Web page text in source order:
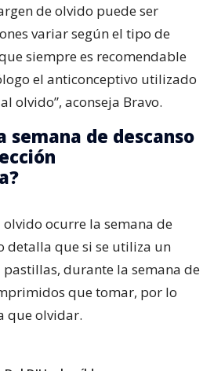
de olvido puede ser
variar según el tipo de
siempre es recomendable
el anticonceptivo utilizado
olvido”, aconseja Bravo.
semana de descanso
olvido ocurre la semana de
detalla que si se utiliza un
pastillas, durante la semana de
que tomar, por lo
que olvidar.